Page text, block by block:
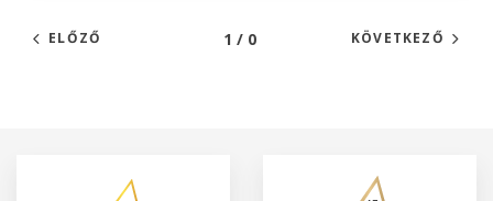
ELŐZŐ 1 / 0 KÖVETKEZŐ